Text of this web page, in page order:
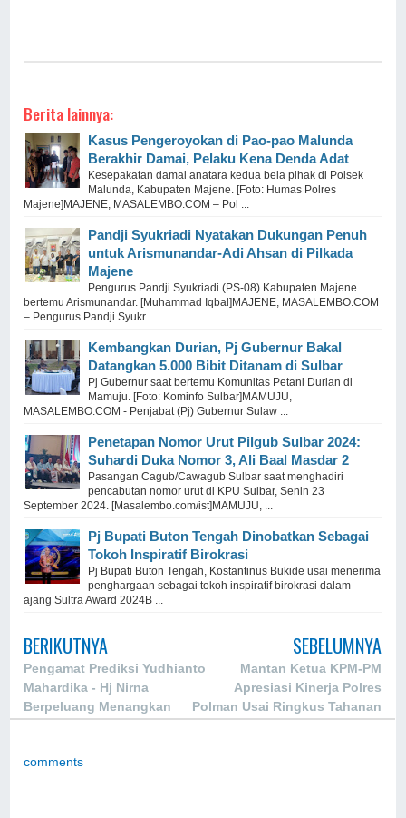
Berita lainnya:
Kasus Pengeroyokan di Pao-pao Malunda
Berakhir Damai, Pelaku Kena Denda Adat
Kesepakatan damai anatara kedua bela pihak di Polsek
Malunda, Kabupaten Majene. [Foto: Humas Polres
Majene]MAJENE, MASALEMBO.COM – Pol ...
Pandji Syukriadi Nyatakan Dukungan Penuh
untuk Arismunandar-Adi Ahsan di Pilkada
Majene
Pengurus Pandji Syukriadi (PS-08) Kabupaten Majene
bertemu Arismunandar. [Muhammad Iqbal]MAJENE, MASALEMBO.COM
– Pengurus Pandji Syukr ...
Kembangkan Durian, Pj Gubernur Bakal
Datangkan 5.000 Bibit Ditanam di Sulbar
Pj Gubernur saat bertemu Komunitas Petani Durian di
Mamuju. [Foto: Kominfo Sulbar]MAMUJU,
MASALEMBO.COM - Penjabat (Pj) Gubernur Sulaw ...
Penetapan Nomor Urut Pilgub Sulbar 2024:
Suhardi Duka Nomor 3, Ali Baal Masdar 2
Pasangan Cagub/Cawagub Sulbar saat menghadiri
pencabutan nomor urut di KPU Sulbar, Senin 23
September 2024. [Masalembo.com/ist]MAMUJU, ...
Pj Bupati Buton Tengah Dinobatkan Sebagai
Tokoh Inspiratif Birokrasi
Pj Bupati Buton Tengah, Kostantinus Bukide usai menerima
penghargaan sebagai tokoh inspiratif birokrasi dalam
ajang Sultra Award 2024B ...
BERIKUTNYA
Pengamat Prediksi Yudhianto
Mahardika - Hj Nirna
Berpeluang Menangkan
SEBELUMNYA
Mantan Ketua KPM-PM
Apresiasi Kinerja Polres
Polman Usai Ringkus Tahanan
comments